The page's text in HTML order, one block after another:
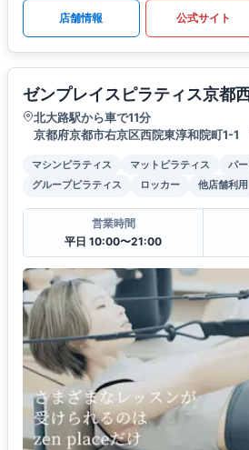
店舗情報 公式サイト
ゼンプレイスピラティス京都
北大路駅から車で11分
京都府京都市右京区西院東淳和院町1-1
マシンピラティス マットピラティス
パ
グループピラティス
ロッカー 他店舗利用
営業時間
平日 10:00〜21:00